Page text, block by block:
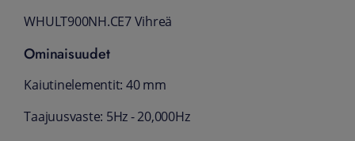
WHULT900NH.CE7 Vihreä
Ominaisuudet
Kaiutinelementit: 40 mm
Taajuusvaste: 5Hz - 20,000Hz